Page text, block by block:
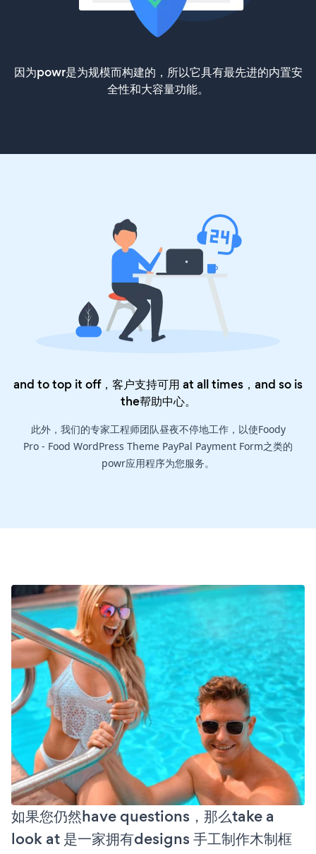
因为powr是为规模而构建的，所以它具有最先进的内置安
全性和大容量功能。
and to top it off，客户支持可用 at all times，and so is
the帮助中心。
此外，我们的专家工程师团队昼夜不停地工作，以使Foody
Pro - Food WordPress Theme PayPal Payment Form之类的
powr应用程序为您服务。
如果您仍然have questions，那么take a
look at 是一家拥有designs 手工制作木制框